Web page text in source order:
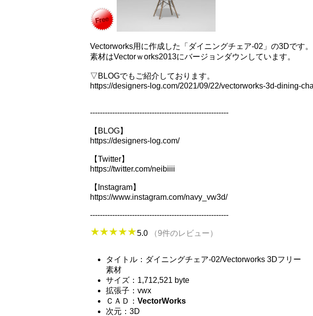
Vectorworks用に作成した「ダイニングチェア-02」の3Dです。
素材はVectorｗorks2013にバージョンダウンしています。
▽BLOGでもご紹介しております。
https://designers-log.com/2021/09/22/vectorworks-3d-dining-
--------------------------------------------------------
【BLOG】
https://designers-log.com/
【Twitter】
https://twitter.com/neibiiii
【Instagram】
https://www.instagram.com/navy_vw3d/
--------------------------------------------------------
5.0 （9件のレビュー）
タイトル：ダイニングチェア-02/Vectorworks 3Dフリー
素材
サイズ：1,712,521 byte
拡張子：vwx
ＣＡＤ： VectorWorks
次元：3D